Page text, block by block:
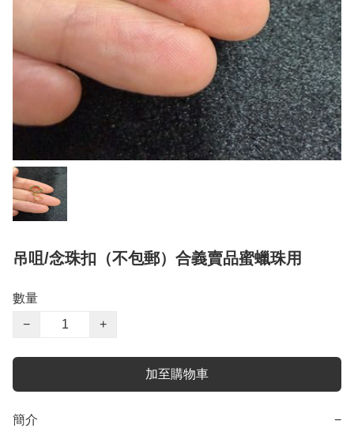
吊咀/念珠扣（不包郵）合義賣品蜜蠟珠用
數量
−
+
加至購物車
簡介 −